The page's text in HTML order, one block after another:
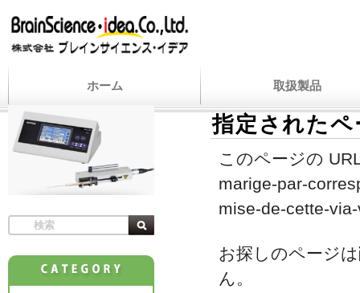
ホーム 取扱製品
指定された
このページの
marige-par-
mise-de-cette-
お探しのページ
ん。